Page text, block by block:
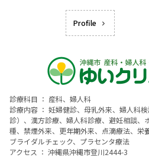
Profile
診療科目 ： 産科、婦人科
診療内容 ： 妊婦健診、母乳外来、婦人科
診）、漢方診療、婦人科診療、避妊相談、
種、禁煙外来、更年期外来、点滴療法、栄
ブライダルチェック、プラセンタ療法
アクセス ： 沖縄県沖縄市登川2444-3